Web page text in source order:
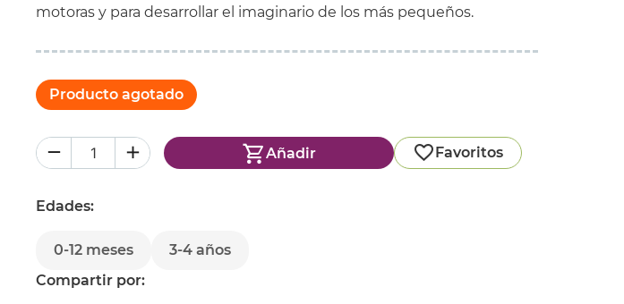
motoras y para desarrollar el imaginario de los más pequeños.
Producto agotado
Añadir Favoritos
Edades:
0-12 meses
3-4 años
Compartir por: